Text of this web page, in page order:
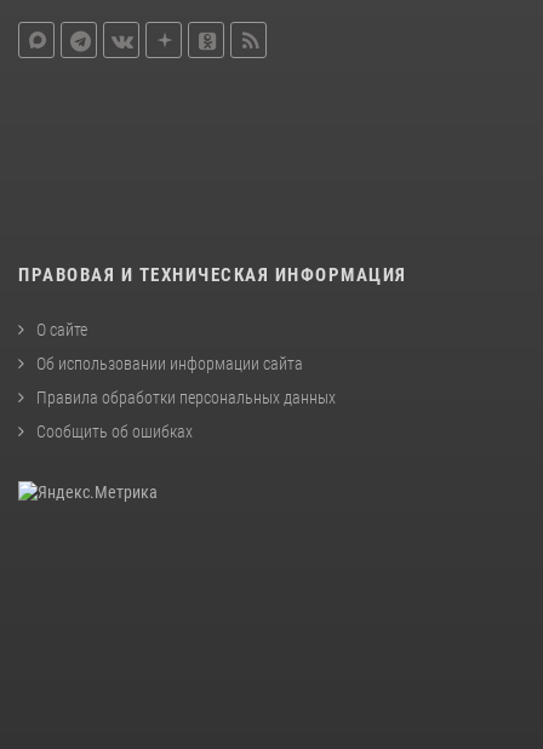
ПРАВОВАЯ И ТЕХНИЧЕСКАЯ ИНФОРМАЦИЯ
О сайте
Об использовании информации сайта
Правила обработки персональных данных
Сообщить об ошибках